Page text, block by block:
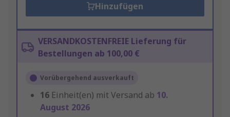
Hinzufügen
VERSANDKOSTENFREIE Lieferung für
Bestellungen ab 100,00 €
Vorübergehend ausverkauft
16 Einheit(en) mit Versand ab 10.
August 2026